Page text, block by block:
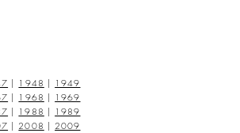
| 1948 | 1949
| 1968 | 1969
| 1988 | 1989
| 2008 | 2009